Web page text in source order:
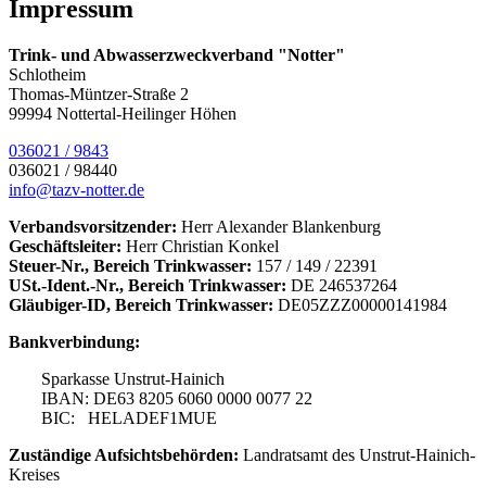
Impressum
Trink- und Abwasserzweckverband "Notter"
Schlotheim
Thomas-Müntzer-Straße 2
99994 Nottertal-Heilinger Höhen
036021 / 9843
036021 / 98440
info@tazv-notter.de
Verbandsvorsitzender: Herr Alexander Blankenburg
Geschäftsleiter: Herr Christian Konkel
Steuer-Nr., Bereich Trinkwasser: 157 / 149 / 22391
USt.-Ident.-Nr., Bereich Trinkwasser: DE 246537264
Gläubiger-ID, Bereich Trinkwasser: DE05ZZZ00000141984
Bankverbindung:
Sparkasse Unstrut-Hainich
IBAN: DE63 8205 6060 0000 0077 22
BIC: HELADEF1MUE
Zuständige Aufsichtsbehörden: Landratsamt des Unstrut-Hainich-
Kreises